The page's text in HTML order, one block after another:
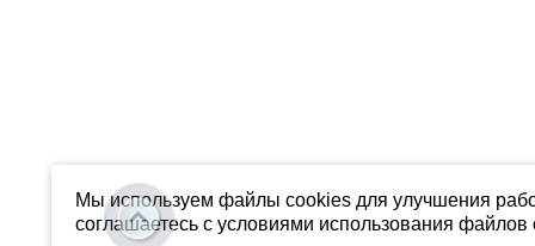
Мы используем файлы cookies для улучшения
соглашаетесь с условиями использования файлов